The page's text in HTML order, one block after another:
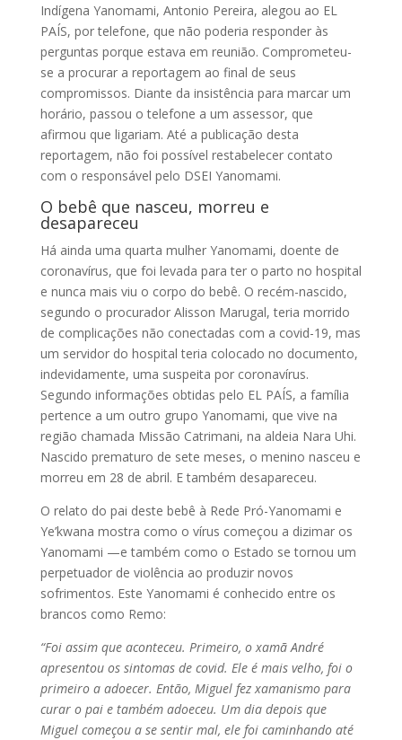
Indígena Yanomami, Antonio Pereira, alegou ao EL
PAÍS, por telefone, que não poderia responder às
perguntas porque estava em reunião. Comprometeu-
se a procurar a reportagem ao final de seus
compromissos. Diante da insistência para marcar um
horário, passou o telefone a um assessor, que
afirmou que ligariam. Até a publicação desta
reportagem, não foi possível restabelecer contato
com o responsável pelo DSEI Yanomami.
O bebê que nasceu, morreu e
desapareceu
Há ainda uma quarta mulher Yanomami, doente de
coronavírus, que foi levada para ter o parto no hospital
e nunca mais viu o corpo do bebê. O recém-nascido,
segundo o procurador Alisson Marugal, teria morrido
de complicações não conectadas com a covid-19, mas
um servidor do hospital teria colocado no documento,
indevidamente, uma suspeita por coronavírus.
Segundo informações obtidas pelo EL PAÍS, a família
pertence a um outro grupo Yanomami, que vive na
região chamada Missão Catrimani, na aldeia Nara Uhi.
Nascido prematuro de sete meses, o menino nasceu e
morreu em 28 de abril. E também desapareceu.
O relato do pai deste bebê à Rede Pró-Yanomami e
Ye’kwana mostra como o vírus começou a dizimar os
Yanomami —e também como o Estado se tornou um
perpetuador de violência ao produzir novos
sofrimentos. Este Yanomami é conhecido entre os
brancos como Remo:
“Foi assim que aconteceu. Primeiro, o xamã André
apresentou os sintomas de covid. Ele é mais velho, foi o
primeiro a adoecer. Então, Miguel fez xamanismo para
curar o pai e também adoeceu. Um dia depois que
Miguel começou a se sentir mal, ele foi caminhando até